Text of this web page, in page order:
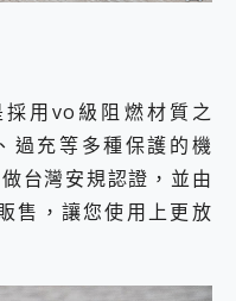
採用vo級阻燃材質之
過充等多種保護的機
台灣安規認證，並由
售，讓您使用上更放